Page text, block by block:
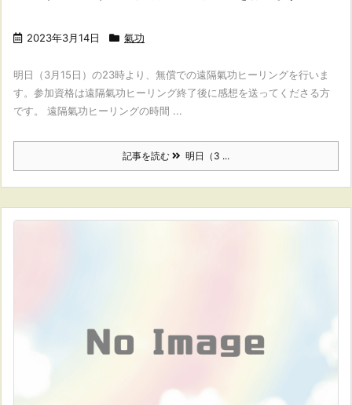
2023年3月14日 氣功
明日（3月15日）の23時より、無償での遠隔氣功ヒーリングを行いま
す。参加資格は遠隔氣功ヒーリング終了後に感想を送ってくださる方
です。 遠隔氣功ヒーリングの時間 ...
記事を読む 明日（3 ...